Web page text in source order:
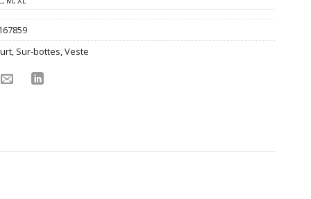
, Sur-bottes,Veste